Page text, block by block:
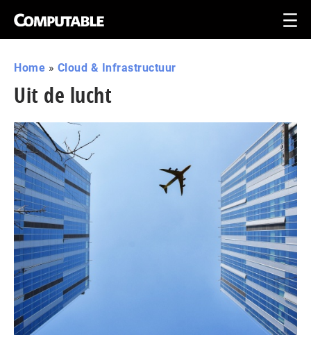
Home » Cloud & Infrastructuur
Uit de lucht